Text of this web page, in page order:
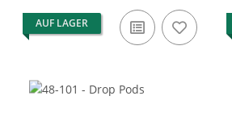
AUF LAGER